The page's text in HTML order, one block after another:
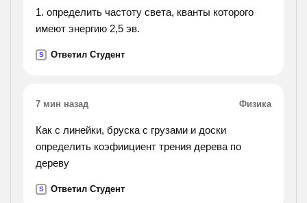
greater
overall depth than alternative forms, and of greater
that stronger walls were called for.).
1. определить частоту света, кванты которого
имеют энергию 2,5 эв.
S Ответил Студент
7 мин назад Физика
Как с линейки, бруска с грузами и доски
определить коэфиициент трения дерева по
дереву
S Ответил Студент